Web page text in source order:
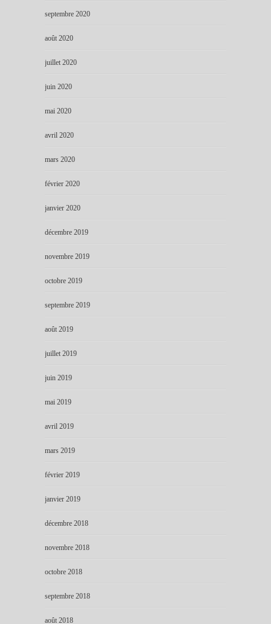
septembre 2020
août 2020
juillet 2020
juin 2020
mai 2020
avril 2020
mars 2020
février 2020
janvier 2020
décembre 2019
novembre 2019
octobre 2019
septembre 2019
août 2019
juillet 2019
juin 2019
mai 2019
avril 2019
mars 2019
février 2019
janvier 2019
décembre 2018
novembre 2018
octobre 2018
septembre 2018
août 2018